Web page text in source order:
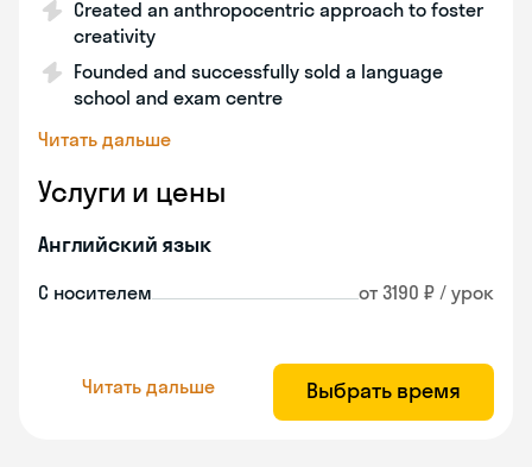
Created an anthropocentric approach to foster
creativity
Founded and successfully sold a language
school and exam centre
Читать дальше
Услуги и цены
Английский язык
С носителем от 3190 ₽ / урок
Читать дальше Выбрать время